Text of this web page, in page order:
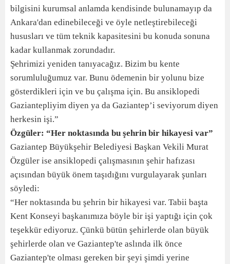
bilgisini kurumsal anlamda kendisinde bulunamayıp da
Ankara'dan edinebileceği ve öyle netleştirebileceği
hususları ve tüm teknik kapasitesini bu konuda sonuna
kadar kullanmak zorundadır.
Şehrimizi yeniden tanıyacağız. Bizim bu kente
sorumluluğumuz var. Bunu ödemenin bir yolunu bize
gösterdikleri için ve bu çalışma için. Bu ansiklopedi
Gaziantepliyim diyen ya da Gaziantep’i seviyorum diyen
herkesin işi.”
Özgüler: “Her noktasında bu şehrin bir hikayesi var”
Gaziantep Büyükşehir Belediyesi Başkan Vekili Murat
Özgüler ise ansiklopedi çalışmasının şehir hafızası
açısından büyük önem taşıdığını vurgulayarak şunları
söyledi:
“Her noktasında bu şehrin bir hikayesi var. Tabii başta
Kent Konseyi başkanımıza böyle bir işi yaptığı için çok
teşekkür ediyoruz. Çünkü bütün şehirlerde olan büyük
şehirlerde olan ve Gaziantep'te aslında ilk önce
Gaziantep'te olması gereken bir şeyi şimdi yerine